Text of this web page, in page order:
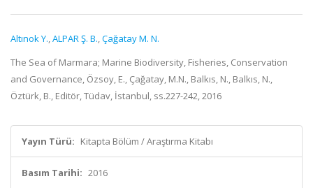
Altınok Y.,ALPAR Ş. B.,Çağatay M. N.
The Sea of Marmara; Marine Biodiversity, Fisheries, Conservation
and Governance, Özsoy, E., Çağatay, M.N., Balkıs, N., Balkıs, N.,
Öztürk, B., Editör, Tüdav, İstanbul, ss.227-242, 2016
Yayın Türü: Kitapta Bölüm / Araştırma Kitabı
Basım Tarihi: 2016